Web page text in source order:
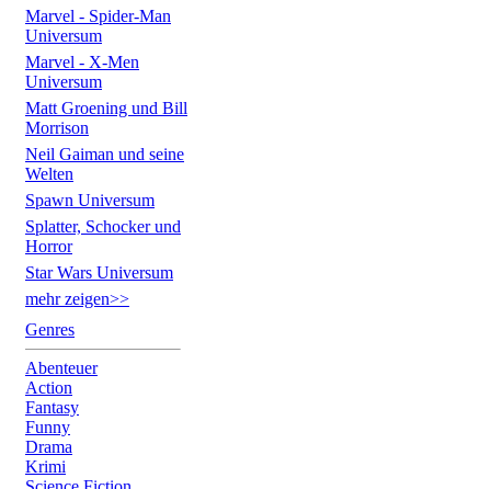
Marvel - Spider-Man
Universum
Marvel - X-Men
Universum
Matt Groening und Bill
Morrison
Neil Gaiman und seine
Welten
Spawn Universum
Splatter, Schocker und
Horror
Star Wars Universum
mehr zeigen>>
Genres
Abenteuer
Action
Fantasy
Funny
Drama
Krimi